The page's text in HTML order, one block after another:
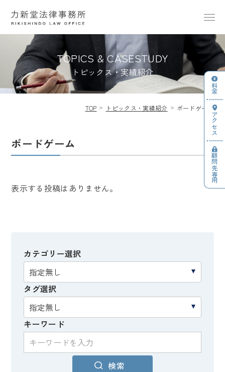
トピックス・実績紹介
TOPICS & CASESTUDY
TOP トピックス・実績紹介 ボードゲーム
ボードゲーム
表示する投稿はありません。
カテゴリー選択
タグ選択
キーワード
検索
料金
アクセス
顧問先専用